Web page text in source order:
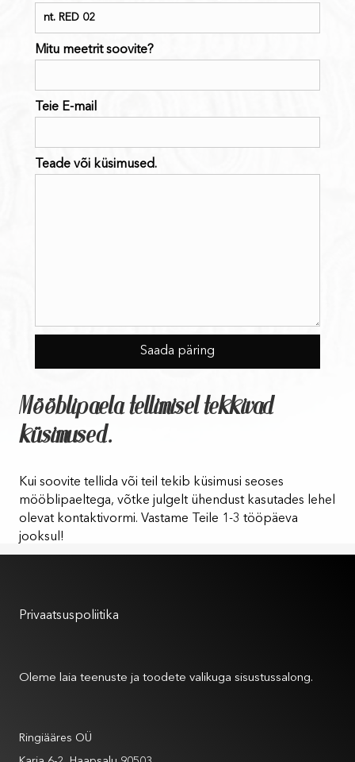
Mitu meetrit soovite?
Teie E-mail
Teade või küsimused.
Mööblipaela tellimisel tekkivad
küsimused.
Kui soovite tellida või teil tekib küsimusi seoses
mööblipaeltega, võtke julgelt ühendust kasutades lehel
olevat kontaktivormi. Vastame Teile 1-3 tööpäeva
jooksul!
Privaatsuspoliitika
Oleme laia teenuste ja toodete valikuga sisustussalong.
Ringiääres OÜ